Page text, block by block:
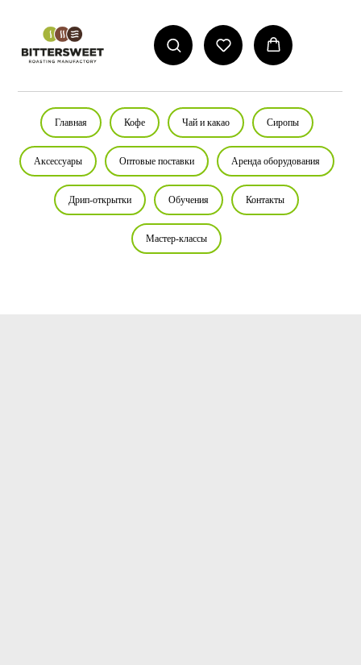
Главная Кофе Чай и какао Сиропы
Аксессуары Оптовые поставки Аренда оборудования
Дрип-открытки Обучения Контакты
Мастер-классы